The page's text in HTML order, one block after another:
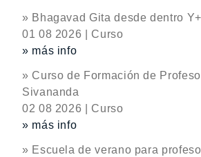
» Bhagavad Gita desde dentro Y+
01 08 2026 | Curso
» más info
» Curso de Formación de
Sivananda
02 08 2026 | Curso
» más info
» Escuela de verano para